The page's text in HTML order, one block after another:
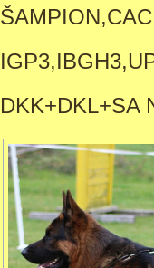
DKK+DKL+SA